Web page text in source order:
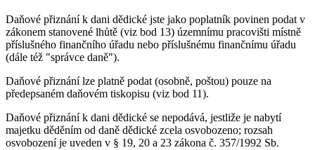
Daňové přiznání k dani dědické jste jako poplatník povinen podat v
zákonem stanovené lhůtě (viz bod 13) územnímu pracovišti místně
příslušného finančního úřadu nebo příslušnému finančnímu úřadu
(dále též "správce daně").
Daňové přiznání lze platně podat (osobně, poštou) pouze na
předepsaném daňovém tiskopisu (viz bod 11).
Daňové přiznání k dani dědické se nepodává, jestliže je nabytí
majetku děděním od daně dědické zcela osvobozeno; rozsah
osvobození je uveden v § 19, 20 a 23 zákona č. 357/1992 Sb.